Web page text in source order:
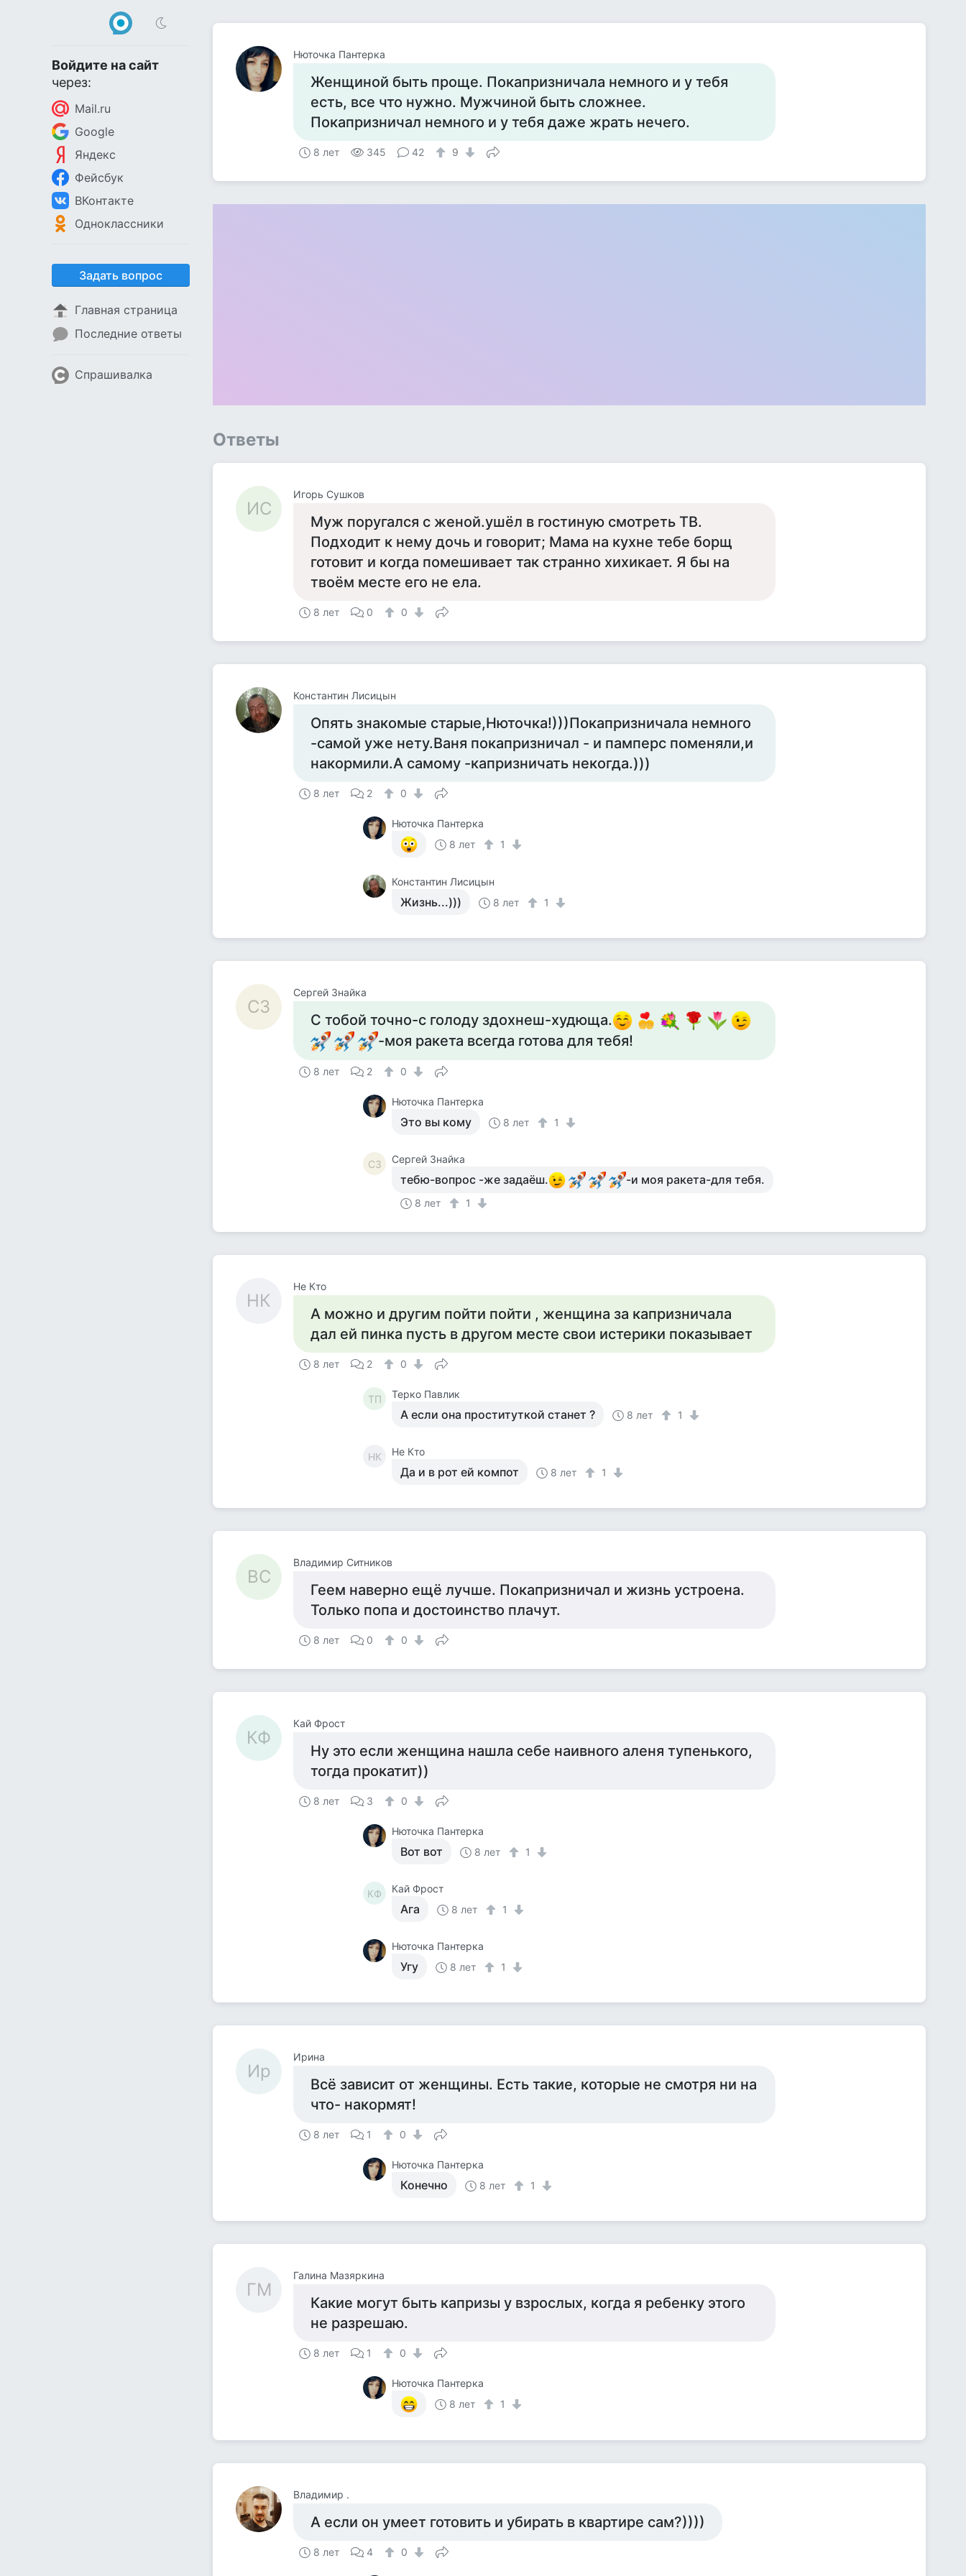
Войдите на сайт
через:
Mail.ru
Google
Яндекс
Фейсбук
ВКонтакте
Одноклассники
Задать вопрос
Главная страница
Последние ответы
Спрашивалка
Нюточка Пантерка
Женщиной быть проще. Покапризничала немного и у тебя
есть, все что нужно. Мужчиной быть сложнее.
Покапризничал немного и у тебя даже жрать нечего.
8 лет 345 42 9
Ответы
ИС
Игорь Сушков
Муж поругался с женой.ушёл в гостиную смотреть ТВ.
Подходит к нему дочь и говорит; Мама на кухне тебе борщ
готовит и когда помешивает так странно хихикает. Я бы на
твоём месте его не ела.
8 лет 0 0
Константин Лисицын
Опять знакомые старые,Нюточка!)))Покапризничала немного
-самой уже нету.Ваня покапризничал - и памперс поменяли,и
накормили.А самому -капризничать некогда.)))
8 лет 2 0
Нюточка Пантерка
8 лет
1
Константин Лисицын
Жизнь...))) 8 лет 1
СЗ
Сергей Знайка
С тобой точно-с голоду здохнеш-худюща.
-моя ракета всегда готова для тебя!
8 лет 2 0
Нюточка Пантерка
Это вы кому 8 лет 1
СЗ Сергей Знайка
тебю-вопрос -же задаёш. -и моя ракета-для тебя.
8 лет 1
НК
Не Кто
А можно и другим пойти пойти , женщина за капризничала
дал ей пинка пусть в другом месте свои истерики показывает
8 лет 2 0
ТП Терко Павлик
А если она проституткой станет ? 8 лет 1
НК Не Кто
Да и в рот ей компот 8 лет 1
ВС
Владимир Ситников
Геем наверно ещё лучше. Покапризничал и жизнь устроена.
Только попа и достоинство плачут.
8 лет 0 0
КФ
Кай Фрост
Ну это если женщина нашла себе наивного аленя тупенького,
тогда прокатит))
8 лет 3 0
Нюточка Пантерка
Вот вот 8 лет 1
КФ Кай Фрост
Ага 8 лет 1
Нюточка Пантерка
Угу 8 лет 1
Ир
Ирина
Всё зависит от женщины. Есть такие, которые не смотря ни на
что- накормят!
8 лет 1 0
Нюточка Пантерка
Конечно 8 лет 1
ГМ
Галина Мазяркина
Какие могут быть капризы у взрослых, когда я ребенку этого
не разрешаю.
8 лет 1 0
Нюточка Пантерка
8 лет
1
Владимир .
А если он умеет готовить и убирать в квартире сам?))))
8 лет 4 0